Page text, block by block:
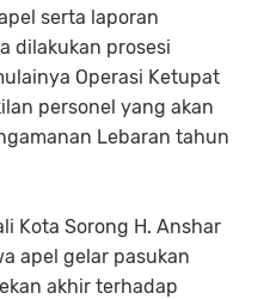
serta laporan
dilakukan prosesi
Operasi Ketupat
personel yang akan
Lebaran tahun
Kota Sorong H. Anshar
apel gelar pasukan
akhir terhadap